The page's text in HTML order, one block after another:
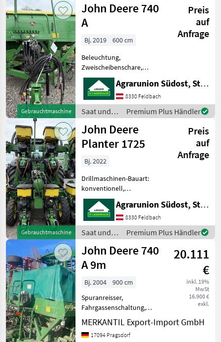
Kategorie 4 Land Filter
AKTUELLER
PFAD
Landtechnik
Saat
Und
Pflege
Drillmaschinen
John
Deere
KATEGORIE
WÄHLEN
John Deere
Amazone
Horsch
Pöttinger
Kuhn
Alle 50
anzeigen
MODELL
Zurücksetzen
5
Ergebnisse
anzeigen
Gebrauchtmaschine
John Deere 740
A
Preis
auf
Anfrage
Bj. 2019
600 cm
Beleuchtung,
Zweischeibenschare,
Extrastriegel,
Fahrgassenmarkierung,
Fahrgassenschaltung,
Fahrwerk, Spuranreisser
Sämaschine der Marke
John Deere 740 A in
neuwertigem Zus
Agrarunion Südost, Standort Gniebing
8330 Feldbach
Saat und
Pflege /
John Deere
Premium Plus Händler
Gebrauchtmaschine
John Deere
Planter 1725
Preis
auf
Anfrage
Bj. 2022
Drillmaschinen-Bauart:
konventionell,
Beleuchtung,
Zweischeibenschare,
Fahrwerk Maissetzgerät der
Marke John Deere mit sehr
guter Ausstattung im
neuwertigem Zustand!!!
Agrarunion Südost, Standort Gniebing
8330 Feldbach
Saat und
Pflege /
John Deere
Premium Plus Händler
John Deere 740
A 9m
20.111
€
inkl. 19%
MwSt
16.900 €
exkl.
Bj. 2004
900 cm
Spuranreisser,
Fahrgassenschaltung,
Beleuchtung Beladestufe,
Exaktstriegel, Hydraulische
Klappung, Pneumatisch,
MERKANTIL Export-Import GmbH
17094 Pragsdorf